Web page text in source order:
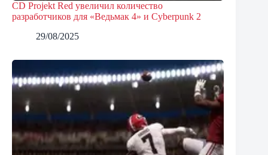
CD Projekt Red увеличил количество
разработчиков для «Ведьмак 4» и Cyberpunk 2
29/08/2025